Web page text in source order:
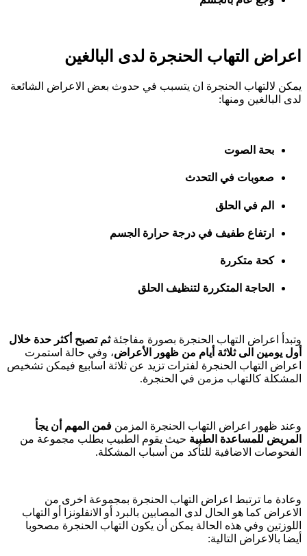
اعراض التهاب الحنجرة لدى البالغين
يمكن لالتهاب الحنجرة ان يتسبب في حدوث بعض الاعراض الشائعة
لدى البالغين ومنها:
بحة الصوت
صعوبات في التحدث
الم في الحلق
ارتفاع طفيف في درجة حرارة الجسم
كحة متكررة
الحاجة المتكررة لتنظيف الحلق
وتبدأ اعراض التهاب الحنجرة بصورة مفاجئةثم تصبح أكثر حدة خلال
أول يومين الى ثلاثة أيام من ظهور الأعراض، وفي حالة استمرت
اعراض التهاب الحنجرة لفترات تزيد عن ثلاثة اسابيع فيمكن تشخيص
المشكلة كالتهاب مزمن في الحنجرة.
وعند ظهور اعراض التهاب الحنجرة المزمن فمن المهم أن يجأ
المريض للمساعدة الطبية حيث يقوم الطبيب بطلب مجموعة من
الفحوصات الاضافية للتأكد من أسباب المشكلة.
وعادة ما ترتبط اعراض التهاب الحنجرة بمجموعة اخرى من
الاعراض كما هو الحال لدى المصابين بالبرد أو الانفلونزا أو التهاب
اللوزتين وفي هذه الحالة يمكن أن يكون التهاب الحنجرة مصحوبا
أيضا بالاعراض التالية: